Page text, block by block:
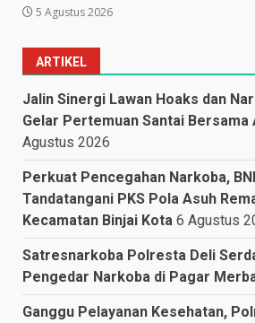
5 Agustus 2026
ARTIKEL
Jalin Sinergi Lawan Hoaks dan
Gelar Pertemuan Santai Bersama
Agustus 2026
Perkuat Pencegahan Narkoba,
Tandatangani PKS Pola Asuh
Kecamatan Binjai Kota 6 Agustus
Satresnarkoba Polresta Deli
Pengedar Narkoba di Pagar
Ganggu Pelayanan Kesehatan,